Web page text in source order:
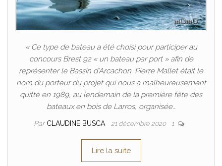
« Ce type de bateau a été choisi pour participer au
concours Brest 92 « un bateau par port » afin de
représenter le Bassin d’Arcachon. Pierre Mallet était le
nom du porteur du projet qui nous a malheureusement
quitté en 1989, au lendemain de la première fête des
bateaux en bois de Larros, organisée…
Par CLAUDINE BUSCA 21 décembre 2020 1
Lire la suite